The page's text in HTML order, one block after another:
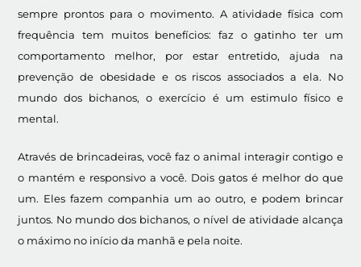
sempre prontos para o movimento. A atividade física com
frequência tem muitos benefícios: faz o gatinho ter um
comportamento melhor, por estar entretido, ajuda na
prevenção de obesidade e os riscos associados a ela. No
mundo dos bichanos, o exercício é um estimulo físico e
mental.
Através de brincadeiras, você faz o animal interagir contigo e
o mantém e responsivo a você. Dois gatos é melhor do que
um. Eles fazem companhia um ao outro, e podem brincar
juntos. No mundo dos bichanos, o nível de atividade alcança
o máximo no início da manhã e pela noite.